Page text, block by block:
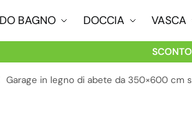
BAGNO DOCCIA VASCA
Garage in legno di abete da 350×600 cm